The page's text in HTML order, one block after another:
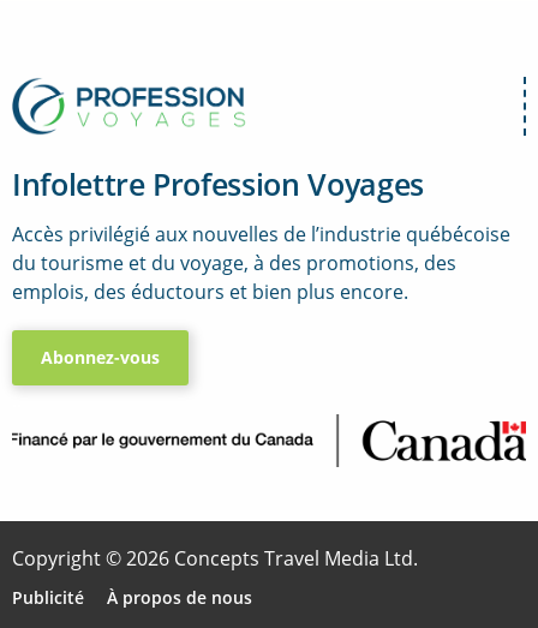
Infolettre Profession Voyages
Accès privilégié aux nouvelles de l’industrie québécoise
du tourisme et du voyage, à des promotions, des
emplois, des éductours et bien plus encore.
Abonnez-vous
Copyright © 2026 Concepts Travel Media Ltd.
Publicité À propos de nous